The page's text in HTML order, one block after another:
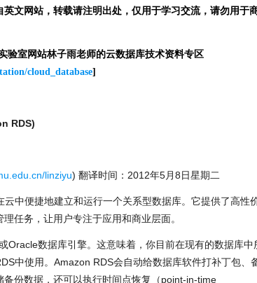
文网站，转载请注明出处，仅用于学习交流，请勿用于
验室网站林子雨老师的云数据库技术资料专区
cloud_database]
RDS)
linziyu) 翻译时间：2012年5月8日星期二
中便捷地建立和运行一个关系型数据库。它提供了高性
任务，让用户专注于应用和商业层面。
Oracle数据库引擎。这意味着，你目前在现有的数据库中
中使用。Amazon RDS会自动给数据库软件打补丁包、
份数据，还可以执行时间点恢复（point-in-time